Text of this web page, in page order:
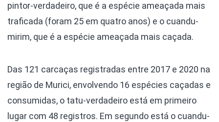
pintor-verdadeiro, que é a espécie ameaçada mais
traficada (foram 25 em quatro anos) e o cuandu-
mirim, que é a espécie ameaçada mais caçada.
Das 121 carcaças registradas entre 2017 e 2020 na
região de Murici, envolvendo 16 espécies caçadas e
consumidas, o tatu-verdadeiro está em primeiro
lugar com 48 registros. Em segundo está o cuandu-